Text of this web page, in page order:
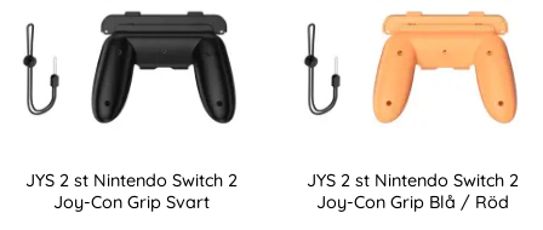
JYS 2 st Nintendo Switch 2
Joy-Con Grip Svart
JYS 2 st Nintendo Switch 2
Joy-Con Grip Blå / Röd